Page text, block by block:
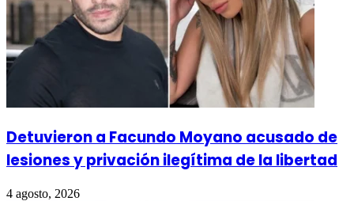
Detuvieron a Facundo Moyano acusado de
lesiones y privación ilegítima de la libertad
4 agosto, 2026